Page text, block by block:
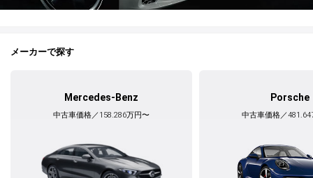
メーカーで探す
Mercedes-Benz
中古車価格／158.286万円〜
Porsche
中古車価格／